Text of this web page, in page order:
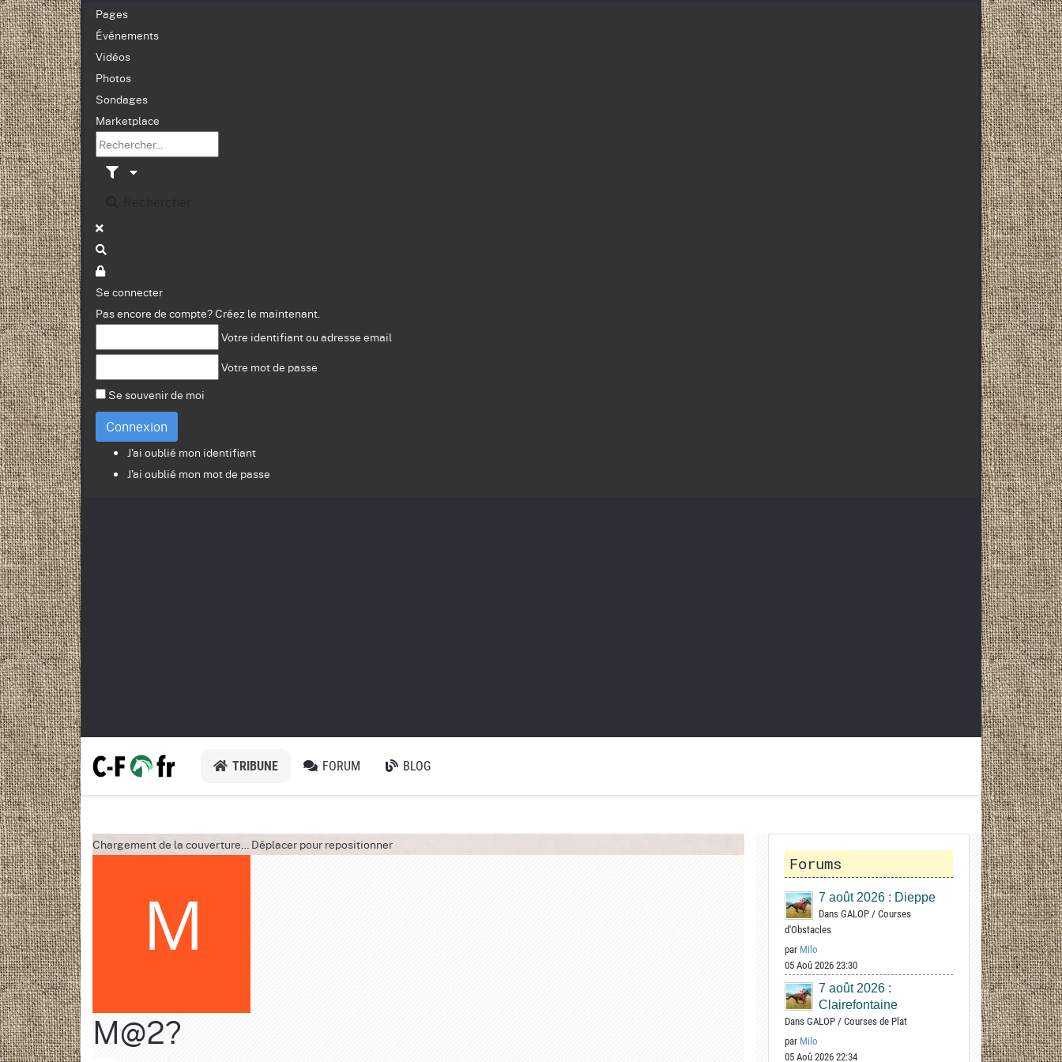
Pages
Événements
Vidéos
Photos
Sondages
Marketplace
Se connecter
Pas encore de compte? Créez le maintenant.
Votre identifiant ou adresse email
Votre mot de passe
Se souvenir de moi
Connexion
J'ai oublié mon identifiant
J'ai oublié mon mot de passe
TRIBUNE FORUM BLOG
Chargement de la couverture… Déplacer pour repositionner
M@2?
Forums
7 août 2026 : Dieppe
Dans GALOP / Courses
d'Obstacles
par Milo
05 Aoû 2026 23:30
7 août 2026 :
Clairefontaine
Dans GALOP / Courses de Plat
par Milo
05 Aoû 2026 22:34